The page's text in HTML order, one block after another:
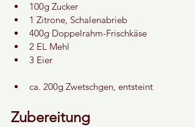
100g Zucker
1 Zitrone, Schalenabrieb
400g Doppelrahm-Frischkäse
2 EL Mehl
3 Eier
ca. 200g Zwetschgen, entsteint
Zubereitung